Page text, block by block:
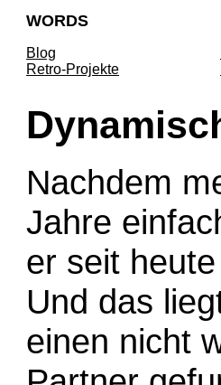
WORDS
Blog
Retro-Projekte
Nachdem
Jahre
er seit
Und das
einen nicht